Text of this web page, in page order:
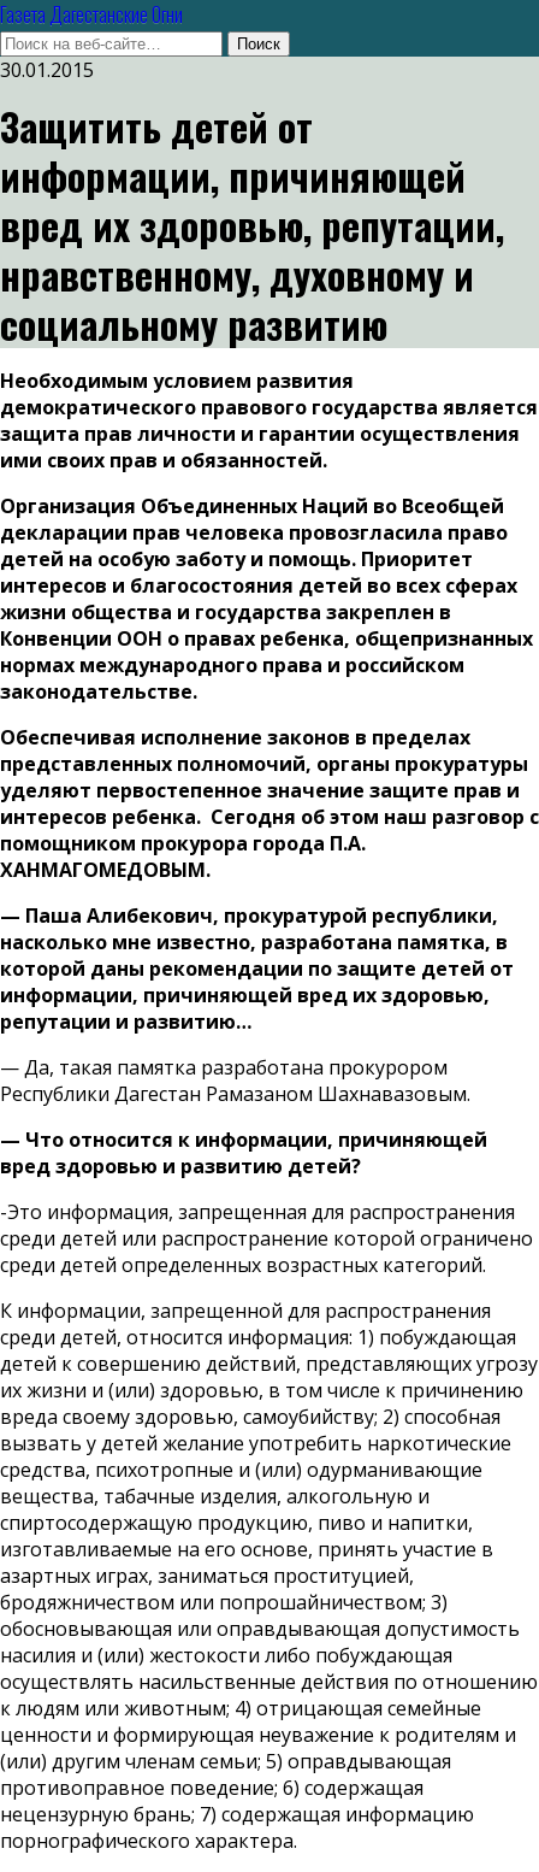
Газета Дагестанские Огни
30.01.2015
Защитить детей от
информации, причиняющей
вред их здоровью, репутации,
нравственному, духовному и
социальному развитию
Необходимым условием развития
демократического правового государства является
защита прав личности и гарантии осуществления
ими своих прав и обязанностей.
Организация Объединенных Наций во Всеобщей
декларации прав человека провозгласила право
детей на особую заботу и помощь. Приоритет
интересов и благосостояния детей во всех сферах
жизни общества и государства закреплен в
Конвенции ООН о правах ребенка, общепризнанных
нормах международного права и российском
законодательстве.
Обеспечивая исполнение законов в пределах
представленных полномочий, органы прокуратуры
уделяют первостепенное значение защите прав и
интересов ребенка. Сегодня об этом наш разговор с
помощником прокурора города П.А.
ХАНМАГОМЕДОВЫМ.
— Паша Алибекович, прокуратурой республики,
насколько мне известно, разработана памятка, в
которой даны рекомендации по защите детей от
информации, причиняющей вред их здоровью,
репутации и развитию…
— Да, такая памятка разработана прокурором
Республики Дагестан Рамазаном Шахнавазовым.
— Что относится к информации, причиняющей
вред здоровью и развитию детей?
-Это информация, запрещенная для распространения
среди детей или распространение которой ограничено
среди детей определенных возрастных категорий.
К информации, запрещенной для распространения
среди детей, относится информация: 1) побуждающая
детей к совершению действий, представляющих угрозу
их жизни и (или) здоровью, в том числе к причинению
вреда своему здоровью, самоубийству; 2) способная
вызвать у детей желание употребить наркотические
средства, психотропные и (или) одурманивающие
вещества, табачные изделия, алкогольную и
спиртосодержащую продукцию, пиво и напитки,
изготавливаемые на его основе, принять участие в
азартных играх, заниматься проституцией,
бродяжничеством или попрошайничеством; 3)
обосновывающая или оправдывающая допустимость
насилия и (или) жестокости либо побуждающая
осуществлять насильственные действия по отношению
к людям или животным; 4) отрицающая семейные
ценности и формирующая неуважение к родителям и
(или) другим членам семьи; 5) оправдывающая
противоправное поведение; 6) содержащая
нецензурную брань; 7) содержащая информацию
порнографического характера.